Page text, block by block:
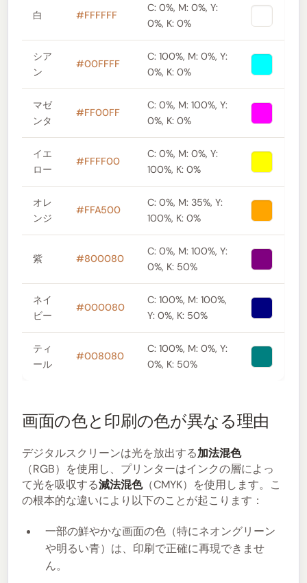
白 #FFFFFF
C: 0%, M: 0%, Y:
0%, K: 0%
シア
ン
#00FFFF
C: 100%, M: 0%, Y:
0%, K: 0%
マゼ
ンタ
#FF00FF
C: 0%, M: 100%, Y:
0%, K: 0%
イエ
ロー
#FFFF00
C: 0%, M: 0%, Y:
100%, K: 0%
オレ
ンジ
#FFA500
C: 0%, M: 35%, Y:
100%, K: 0%
紫 #800080
C: 0%, M: 100%, Y:
0%, K: 50%
ネイ
ビー
#000080
C: 100%, M: 100%,
Y: 0%, K: 50%
ティ
ール
#008080
C: 100%, M: 0%, Y:
0%, K: 50%
画面の色と印刷の色が異なる理由
デジタルスクリーンは光を放出する加法混色
（RGB）を使用し、プリンターはインクの層によっ
て光を吸収する減法混色（CMYK）を使用します。こ
の根本的な違いにより以下のことが起こります：
一部の鮮やかな画面の色（特にネオングリーン
や明るい青）は、印刷で正確に再現できませ
ん。